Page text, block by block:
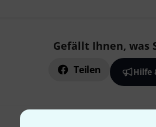
Gefällt Ihnen, was
Teilen Hilfe